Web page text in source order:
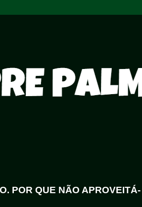
POR QUE NÃO APROVEITÁ-